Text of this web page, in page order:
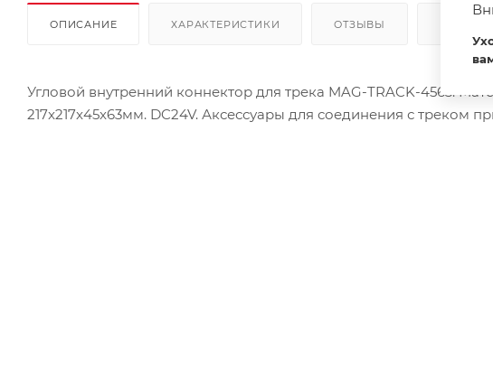
ОПИСАНИЕ ХАРАКТЕРИСТИКИ ОТЗЫВЫ
Угловой внутренний коннектор для трека MAG-TRACK-4563.
217x217x45x63мм. DC24V. Аксессуары для соединения с треком